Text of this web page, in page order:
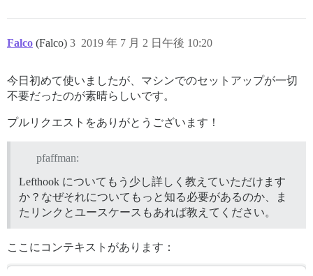
Falco (Falco) 2019 年 7 月 2 日午後 10:20
3
今日初めて使いましたが、マシンでのセットアップが一切
不要だったのが素晴らしいです。
プルリクエストをありがとうございます！
pfaffman:
Lefthook についてもう少し詳しく教えていただけます
か？なぜそれについてもっと知る必要があるのか、ま
たリンクとユースケースもあれば教えてください。
ここにコンテキストがあります：